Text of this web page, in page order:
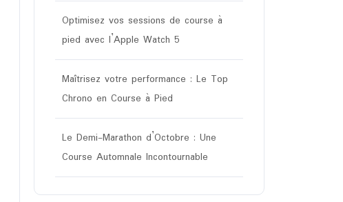
Optimisez vos sessions de course à
pied avec l’Apple Watch 5
Maîtrisez votre performance : Le Top
Chrono en Course à Pied
Le Demi-Marathon d’Octobre : Une
Course Automnale Incontournable